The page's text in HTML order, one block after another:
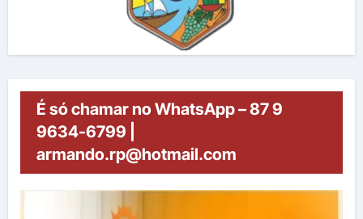
É só chamar no WhatsApp – 87 9
9634-6799 |
armando.rp@hotmail.com